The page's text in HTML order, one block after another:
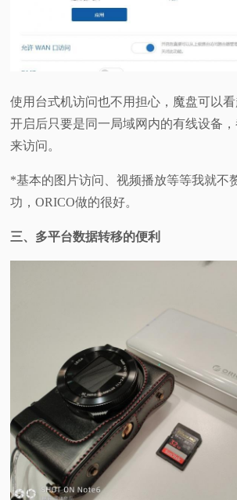
使用台式机访问也不用担心，魔盘可以看
开启后只要是同一局域网内的有线设备
来访问。
*基本的图片访问、视频播放等等我就不
功，ORICO做的很好。
三、多平台数据转移的便利